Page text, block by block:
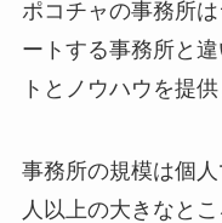
ポコチャの事務所
ートする事務所と
トとノウハウを提
事務所の規模は個
人以上の大きなと